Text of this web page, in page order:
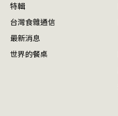
特輯
台灣食雜通信
最新消息
世界的餐桌